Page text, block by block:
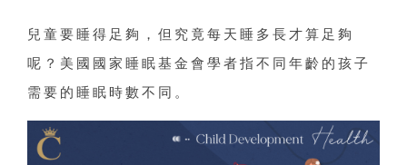
兒童要睡得足夠，但究竟每天睡多長才算足夠
呢？美國國家睡眠基金會學者指不同年齡的孩子
需要的睡眠時數不同。